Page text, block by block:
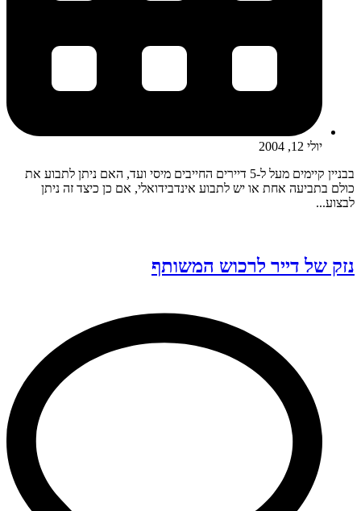
יולי 12, 2004
בבניין קיימים מעל ל-5 דיירים החייבים מיסי ועד, האם ניתן לתבוע את
כולם בתביעה אחת או יש לתבוע אינדבידואלי, אם כן כיצד זה ניתן
לבצוע...
נזק של דייר לרכוש המשותף